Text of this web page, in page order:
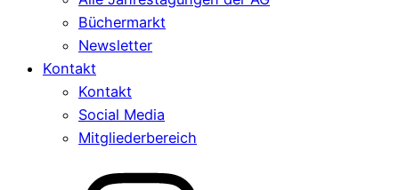
Büchermarkt
Newsletter
Kontakt
Kontakt
Social Media
Mitgliederbereich